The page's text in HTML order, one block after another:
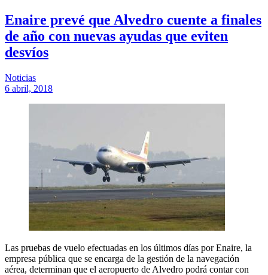
Enaire prevé que Alvedro cuente a finales
de año con nuevas ayudas que eviten
desvíos
Noticias
6 abril, 2018
Las pruebas de vuelo efectuadas en los últimos días por Enaire, la
empresa pública que se encarga de la gestión de la navegación
aérea, determinan que el aeropuerto de Alvedro podrá contar con